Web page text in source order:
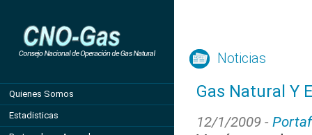
Quienes Somos
Estadisticas
Noticias
Gas Natural Y
12/1/2009 -